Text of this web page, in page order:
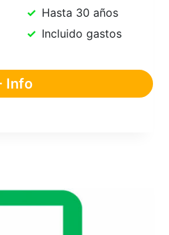
Hasta 30 años
Incluido gastos
Info